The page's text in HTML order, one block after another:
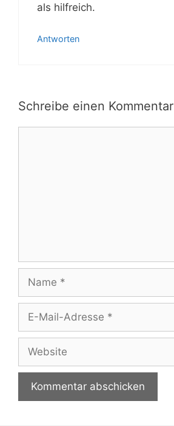
als hilfreich.
Antworten
Schreibe einen Kommentar
Name
Adresse
Website